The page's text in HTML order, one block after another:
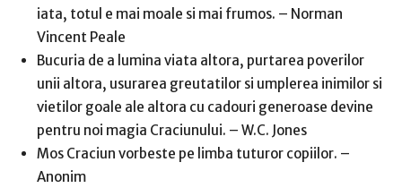
iata, totul e mai moale si mai frumos. – Norman
Vincent Peale
Bucuria de a lumina viata altora, purtarea poverilor
unii altora, usurarea greutatilor si umplerea inimilor si
vietilor goale ale altora cu cadouri generoase devine
pentru noi magia Craciunului. – W.C. Jones
Mos Craciun vorbeste pe limba tuturor copiilor. –
Anonim